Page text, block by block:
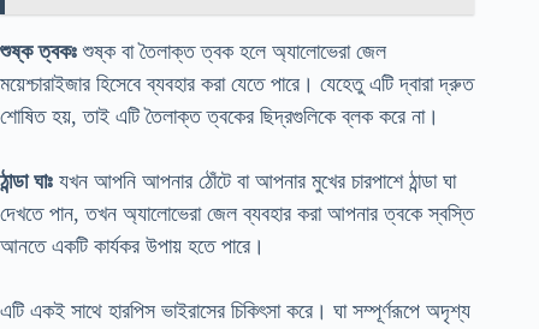
শুষ্ক ত্বকঃ শুষ্ক বা তৈলাক্ত ত্বক হলে অ্যালোভেরা জেল
ময়েশ্চারাইজার হিসেবে ব্যবহার করা যেতে পারে। যেহেতু এটি দ্বারা দ্রুত
শোষিত হয়, তাই এটি তৈলাক্ত ত্বকের ছিদ্রগুলিকে ব্লক করে না।
ঠান্ডা ঘাঃ যখন আপনি আপনার ঠোঁটে বা আপনার মুখের চারপাশে ঠান্ডা ঘা
দেখতে পান, তখন অ্যালোভেরা জেল ব্যবহার করা আপনার ত্বকে স্বস্তি
আনতে একটি কার্যকর উপায় হতে পারে।
এটি একই সাথে হারপিস ভাইরাসের চিকিৎসা করে। ঘা সম্পূর্ণরূপে অদৃশ্য